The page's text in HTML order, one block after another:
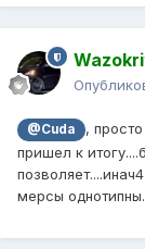
@Cuda
,
пришел к
мерсы